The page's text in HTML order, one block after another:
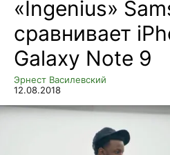
«Ingenius»
сравнивает
Galaxy Note 9
Эрнест Василевский
12.08.2018